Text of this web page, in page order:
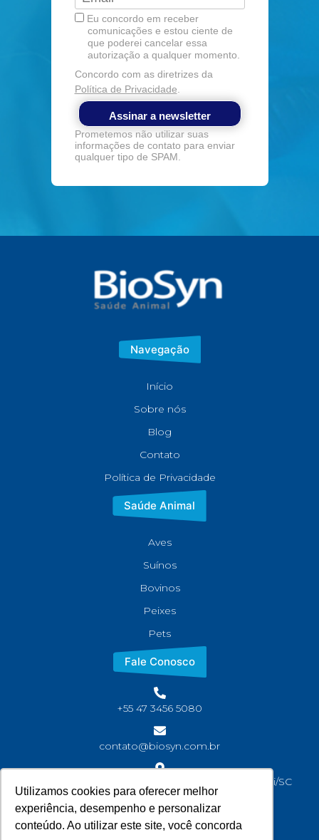
Utilizamos cookies para oferecer melhor
experiência, desempenho e personalizar
conteúdo. Ao utilizar este site, você concorda
Eu concordo em receber
comunicações e estou ciente de
que poderei cancelar essa
autorização a qualquer momento.
Concordo com as diretrizes da
Política de Privacidade
Assinar a newsletter
Prometemos não utilizar suas
informações de contato para enviar
qualquer tipo de SPAM.
Navegação
Início
Sobre nós
Blog
Contato
Política de Privacidade
Saúde Animal
Aves
Suínos
Bovinos
Peixes
Pets
Fale Conosco
+55 47 3456 5080
contato@biosyn.com.br
Rua João Jaime Faria, S/N Bairro Corveta, Araquari/SC
CEP: 89245-000